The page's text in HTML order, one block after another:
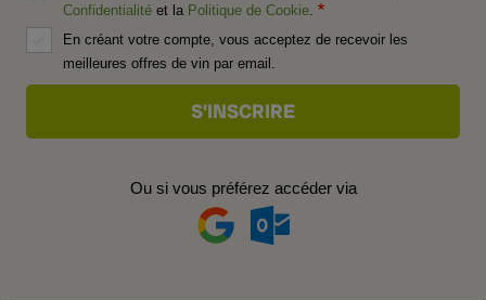
Confidentialité et la Politique de Cookie
En créant votre compte, vous acceptez de recevoir les
meilleures offres de vin par email.
Ou si vous préférez accéder via